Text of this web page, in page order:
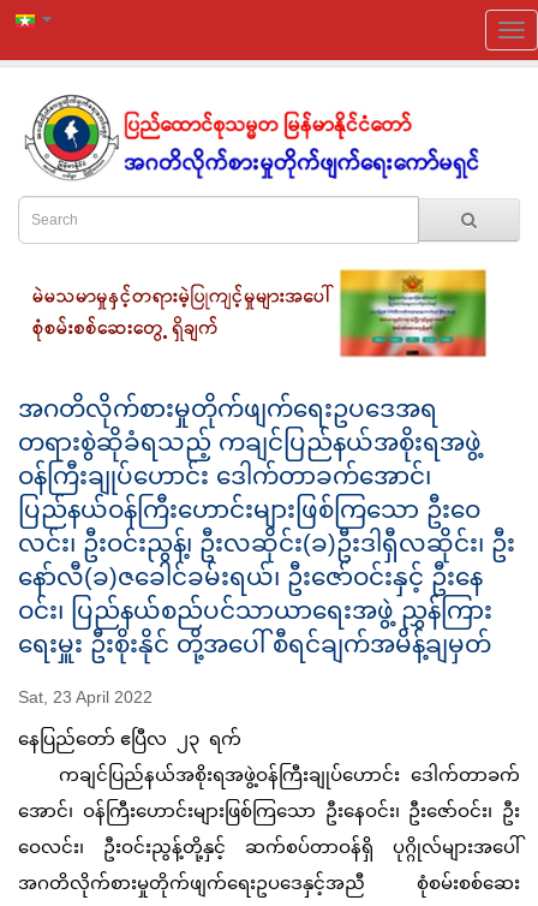
အဂတိလိုက်စားမှုတိုက်ဖျက်ရေးဥပဒေအရ
တရားစွဲဆိုခံရသည့် ကချင်ပြည်နယ်အစိုးရအဖွဲ့
ဝန်ကြီးချုပ်ဟောင်း ဒေါက်တာခက်အောင်၊
ပြည်နယ်ဝန်ကြီးဟောင်းများဖြစ်ကြသော ဦးဝေ
လင်း၊ ဦးဝင်းညွန့်၊ ဦးလဆိုင်း(ခ)ဦးဒါရှီလဆိုင်း၊ ဦး
နော်လီ(ခ)ဇခေါင်ခမ်းရယ်၊ ဦးဇော်ဝင်းနှင့် ဦးနေ
ဝင်း၊ ပြည်နယ်စည်ပင်သာယာရေးအဖွဲ့ ညွှန်ကြား
ရေးမှူး ဦးစိုးနိုင် တို့အပေါ် စီရင်ချက်အမိန့်ချမှတ်
Sat, 23 April 2022
နေပြည်တော် ဧပြီလ ၂၃ ရက်
ကချင်ပြည်နယ်အစိုးရအဖွဲ့ဝန်ကြီးချုပ်ဟောင်း ဒေါက်တာခက်
အောင်၊ ဝန်ကြီးဟောင်းများဖြစ်ကြသော ဦးနေဝင်း၊ ဦးဇော်ဝင်း၊ ဦး
ဝေလင်း၊ ဦးဝင်းညွန့်တို့နှင့် ဆက်စပ်တာဝန်ရှိ ပုဂ္ဂိုလ်များအပေါ်
အဂတိလိုက်စားမှုတိုက်ဖျက်ရေးဥပဒေနှင့်အညီ စုံစမ်းစစ်ဆေး